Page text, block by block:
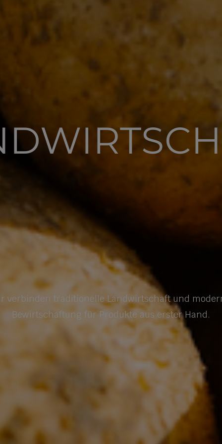
verbinden traditionelle Landwirtschaft und
Bewirtschaftung für Produkte aus erster Hand.